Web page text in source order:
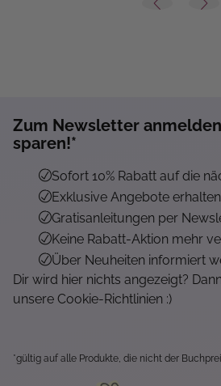
Zum Newsletter anmelden
sparen!*
Sofort 10% Rabatt auf die
Exklusive Angebote erhalten
Gratisanleitungen per
Keine Rabatt-Aktion mehr
Über Neuheiten informiert
Dir wird hier nichts angezeigt?
unsere Cookie-Richtlinien :)
*gültig auf alle Produkte, die nicht der